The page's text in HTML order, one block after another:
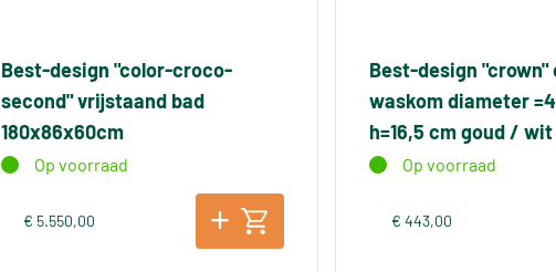
Best-design "color-croco-
second" vrijstaand bad
180x86x60cm
Op voorraad
€ 5.550,00
Best-design "crown"
waskom diameter
h=16,5 cm goud / wit
Op voorraad
€ 443,00